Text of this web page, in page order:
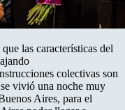
las características del
colectivas son
vivió una noche muy
Aires, para el